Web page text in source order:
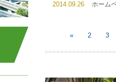
2014.09.26 ホーム
« 2 3